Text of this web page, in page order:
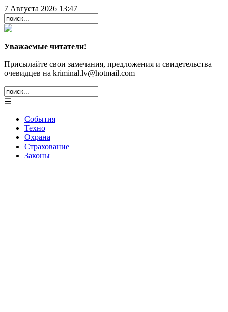
7 Августа 2026 13:47
Уважаемые читатели!
Присылайте свои замечания, предложения и свидетельства
очевидцев на kriminal.lv@hotmail.com
☰
События
Техно
Охрана
Страхование
Законы